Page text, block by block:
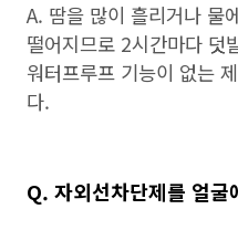
A. 땀을 많이 흘리거나 물
떨어지므로 2시간마다 덧
워터프루프 기능이 없는
다.
Q. 자외선차단제를 얼굴